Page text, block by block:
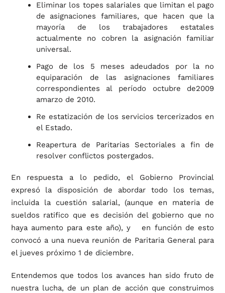
Eliminar los topes salariales que limitan el pago
de asignaciones familiares, que hacen que la
mayoría de los trabajadores estatales
actualmente no cobren la asignación familiar
universal.
Pago de los 5 meses adeudados por la no
equiparación de las asignaciones familiares
correspondientes al período octubre de2009
amarzo de 2010.
Re estatización de los servicios tercerizados en
el Estado.
Reapertura de Paritarias Sectoriales a fin de
resolver conflictos postergados.
En respuesta a lo pedido, el Gobierno Provincial
expresó la disposición de abordar todo los temas,
incluida la cuestión salarial, (aunque en materia de
sueldos ratifico que es decisión del gobierno que no
haya aumento para este año), y en función de esto
convocó a una nueva reunión de Paritaria General para
el jueves próximo 1 de diciembre.
Entendemos que todos los avances han sido fruto de
nuestra lucha, de un plan de acción que construimos